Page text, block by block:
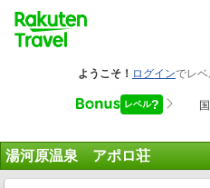
湯河原温泉 アポロ荘